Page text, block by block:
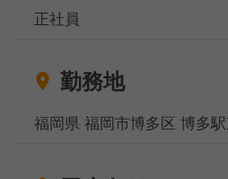
正社員
勤務地
福岡県 福岡市博多区 博多